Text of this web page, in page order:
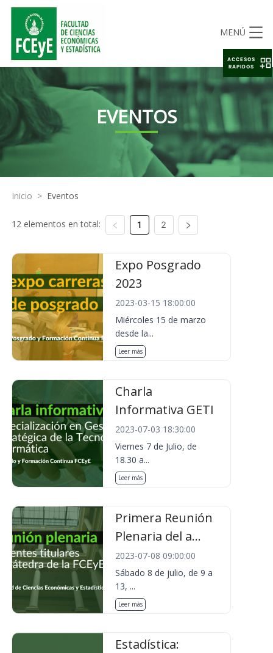
MENÚ
EVENTOS
Inicio > Eventos
12 elementos en total: 1 2
Expo Posgrado
2023
2023-03-15 18:00:00
Miércoles 15 de marzo
desde la...
Leer más
Charla
Informativa GETI
2023-07-03 18:30:00
Viernes 7 de Julio, de
18.30 a...
Leer más
Primera Reunión
Plenaria del a...
2023-07-08 09:00:00
Sábado 8 de julio, de 9 a
13, ...
Leer más
Estadística:
ACCESOS
RAPIDOS